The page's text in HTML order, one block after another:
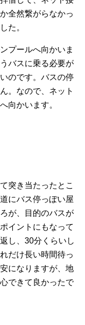
全然繋がらなかっ
た。
プールへ向かいま
バスに乗る必要が
のです。バスの停
。なので、ネット
向かいます。
突き当たったとこ
にバス停っぽい屋
が、目的のバスが
イントにもなって
し、30分くらいし
だけ長い時間待っ
になりますが、地
できて良かったで